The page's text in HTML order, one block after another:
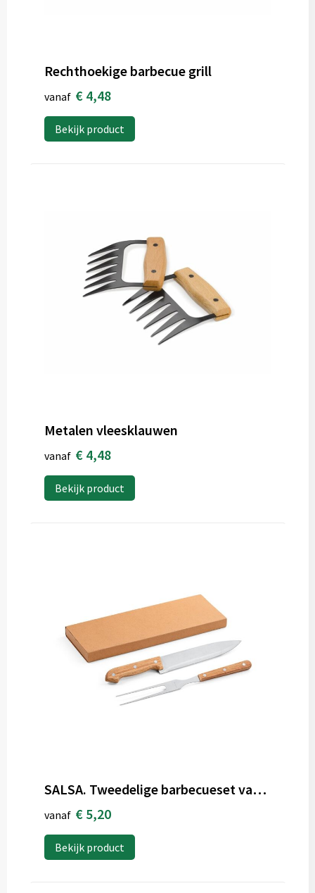
Rechthoekige barbecue grill
vanaf € 4,48
Bekijk product
Metalen vleesklauwen
vanaf € 4,48
Bekijk product
SALSA. Tweedelige barbecueset van roestvrij staal en bamboe
vanaf € 5,20
Bekijk product